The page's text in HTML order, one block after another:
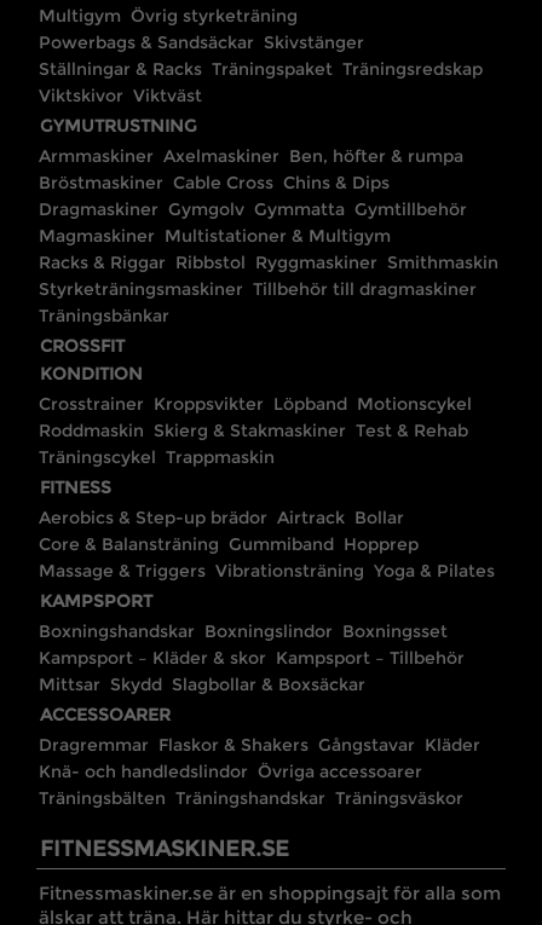
Multigym Övrig styrketräning
Powerbags & Sandsäckar Skivstänger
Ställningar & Racks Träningspaket Träningsredskap
Viktskivor Viktväst
GYMUTRUSTNING
Armmaskiner Axelmaskiner Ben, höfter & rumpa
Bröstmaskiner Cable Cross Chins & Dips
Dragmaskiner Gymgolv Gymmatta Gymtillbehör
Magmaskiner Multistationer & Multigym
Racks & Riggar Ribbstol Ryggmaskiner Smithmaskin
Styrketräningsmaskiner Tillbehör till dragmaskiner
Träningsbänkar
CROSSFIT
KONDITION
Crosstrainer Kroppsvikter Löpband Motionscykel
Roddmaskin Skierg & Stakmaskiner Test & Rehab
Träningscykel Trappmaskin
FITNESS
Aerobics & Step-up brädor Airtrack Bollar
Core & Balansträning Gummiband Hopprep
Massage & Triggers Vibrationsträning Yoga & Pilates
KAMPSPORT
Boxningshandskar Boxningslindor Boxningsset
Kampsport – Kläder & skor Kampsport – Tillbehör
Mittsar Skydd Slagbollar & Boxsäckar
ACCESSOARER
Dragremmar Flaskor & Shakers Gångstavar Kläder
Knä- och handledslindor Övriga accessoarer
Träningsbälten Träningshandskar Träningsväskor
FITNESSMASKINER.SE
Fitnessmaskiner.se är en shoppingsajt för alla som
älskar att träna. Här hittar du styrke- och